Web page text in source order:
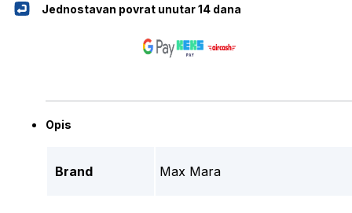
Jednostavan povrat unutar 14 dana
Opis
Brand Max Mara